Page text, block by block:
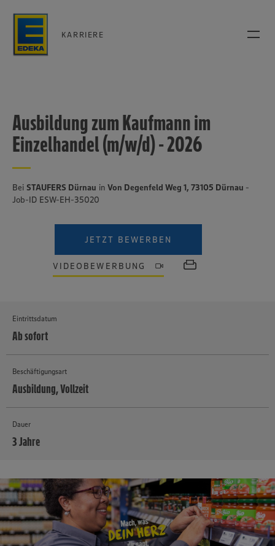
KARRIERE
Ausbildung zum Kaufmann im
Einzelhandel (m/w/d) - 2026
Bei STAUFERS Dürnau in Von Degenfeld Weg 1, 73105 Dürnau -
Job-ID ESW-EH-35020
JETZT BEWERBEN
VIDEOBEWERBUNG
Eintrittsdatum
Ab sofort
Beschäftigungsart
Ausbildung, Vollzeit
Dauer
3 Jahre